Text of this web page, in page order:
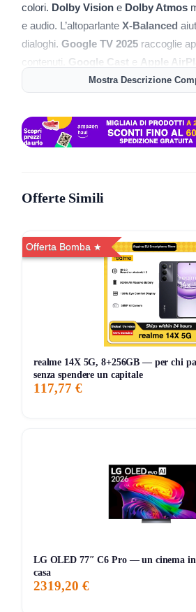
colori. Dolby Vision e Dolby Atmos
e audio. L’altoparlante X‑Balanced
dialoghi. Google TV 2025 raccoglie
contenuti. Google Cast Apple
IMAX Enhancedabilita
Dashboard 2riunisce i controlli
📺 Schermo 4K 3840 x 2160con
dedicati
più chiari
Google TV 2025con ricerca
e AirPlay 2
per
Game Menu 2,ALLM,
🌿Eco Dashboard 2per gestione
🔌 HDMI, USB, LAN, Wi‑Fi,
🧭 Imposta Modalità Cinema per
🎧 Aggiungi una soundbar via
grandi.
Mostra Descrizione
Offerte Simili
Offerta Bomba
realme 14X 5G, 8+256GB — per chi
senza spendere un capitale
117,77 €
LG OLED 77″ C6 Pro — un cinema
casa
2319,20 €